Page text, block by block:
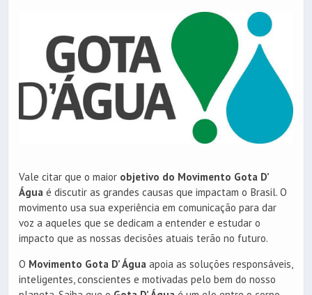
Vale citar que o maior objetivo do Movimento Gota D’
Água é discutir as grandes causas que impactam o Brasil. O
movimento usa sua experiência em comunicação para dar
voz a aqueles que se dedicam a entender e estudar o
impacto que as nossas decisões atuais terão no futuro.
O Movimento Gota D’ Água apoia as soluções responsáveis,
inteligentes, conscientes e motivadas pelo bem do nosso